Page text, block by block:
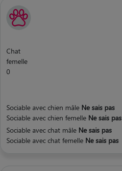
Chat
femelle
0
Sociable avec chien mâle Ne sais pas
Sociable avec chien femelle Ne sais pas
Sociable avec chat mâle Ne sais pas
Sociable avec chat femelle Ne sais pas